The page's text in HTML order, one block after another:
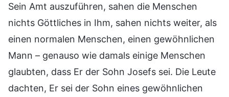
Sein Amt auszuführen, sahen die Menschen
nichts Göttliches in Ihm, sahen nichts weiter, als
einen normalen Menschen, einen gewöhnlichen
Mann – genauso wie damals einige Menschen
glaubten, dass Er der Sohn Josefs sei. Die Leute
dachten, Er sei der Sohn eines gewöhnlichen